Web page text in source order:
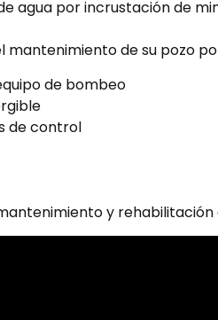
agua por incrustación de
mantenimiento de su pozo
de bombeo
de control
y